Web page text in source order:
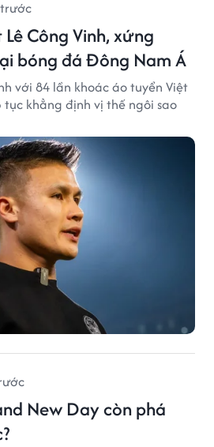
Công Vinh, xứng
bóng đá Đông Nam Á
với 84 lần khoác áo tuyển Việt
khẳng định vị thế ngôi sao
New Day còn phá